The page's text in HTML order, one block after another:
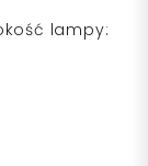
lampy: